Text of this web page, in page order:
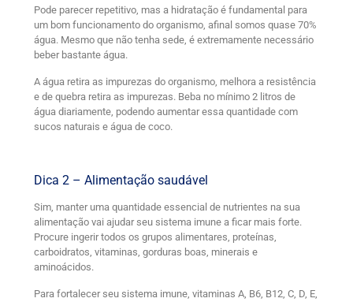
Pode parecer repetitivo, mas a hidratação é fundamental para
um bom funcionamento do organismo, afinal somos quase 70%
água. Mesmo que não tenha sede, é extremamente necessário
beber bastante água.
A água retira as impurezas do organismo, melhora a resistência
e de quebra retira as impurezas. Beba no mínimo 2 litros de
água diariamente, podendo aumentar essa quantidade com
sucos naturais e água de coco.
Dica 2 – Alimentação saudável
Sim, manter uma quantidade essencial de nutrientes na sua
alimentação vai ajudar seu sistema imune a ficar mais forte.
Procure ingerir todos os grupos alimentares, proteínas,
carboidratos, vitaminas, gorduras boas, minerais e
aminoácidos.
Para fortalecer seu sistema imune, vitaminas A, B6, B12, C, D, E,